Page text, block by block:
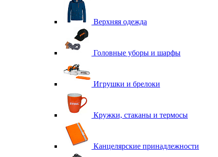
Верхняя одежда
Головные уборы и шарфы
Игрушки и брелоки
Кружки, стаканы и термосы
Канцелярские принадлежности